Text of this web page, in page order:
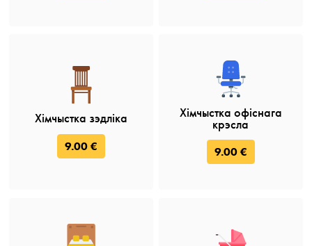
Хімчыстка зэдліка
9.00 €
Хімчыстка офіснага
крэсла
9.00 €